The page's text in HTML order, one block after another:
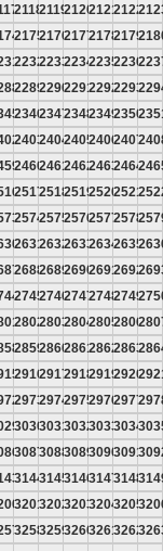
21182119212021212122
21752176217721782179
22322233223422352236
22892290229122922293
23462347234823492350
24032404240524062407
24602461246224632464
25172518251925202521
25742575257625772578
26312632263326342635
26882689269026912692
27452746274727482749
28022803280428052806
28592860286128622863
29162917291829192920
29732974297529762977
30303031303230333034
30873088308930903091
31443145314631473148
32013202320332043205
32583259326032613262